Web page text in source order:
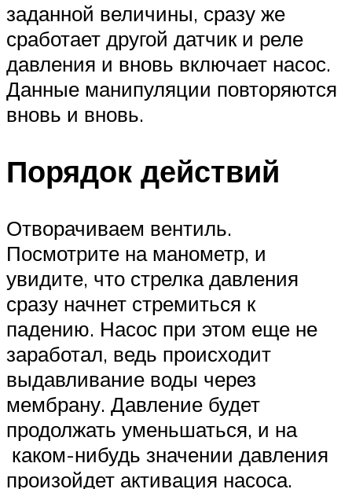
заданной величины, сразу же
сработает другой датчик и реле
давления и вновь включает насос.
Данные манипуляции повторяются
вновь и вновь.
Порядок действий
Отворачиваем вентиль.
Посмотрите на манометр, и
увидите, что стрелка давления
сразу начнет стремиться к
падению. Насос при этом еще не
заработал, ведь происходит
выдавливание воды через
мембрану. Давление будет
продолжать уменьшаться, и на
каком-нибудь значении давления
произойдет активация насоса.